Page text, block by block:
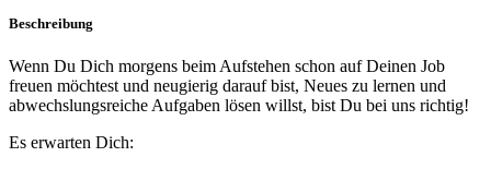
Beschreibung
Wenn Du Dich morgens beim Aufstehen schon auf Deinen Job
freuen möchtest und neugierig darauf bist, Neues zu lernen und
abwechslungsreiche Aufgaben lösen willst, bist Du bei uns richtig!
Es erwarten Dich: